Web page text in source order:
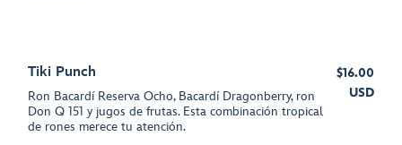
Tiki Punch
Ron Bacardí Reserva Ocho, Bacardí Dragonberry, ron
Don Q 151 y jugos de frutas. Esta combinación tropical
de rones merece tu atención.
$16.00
USD